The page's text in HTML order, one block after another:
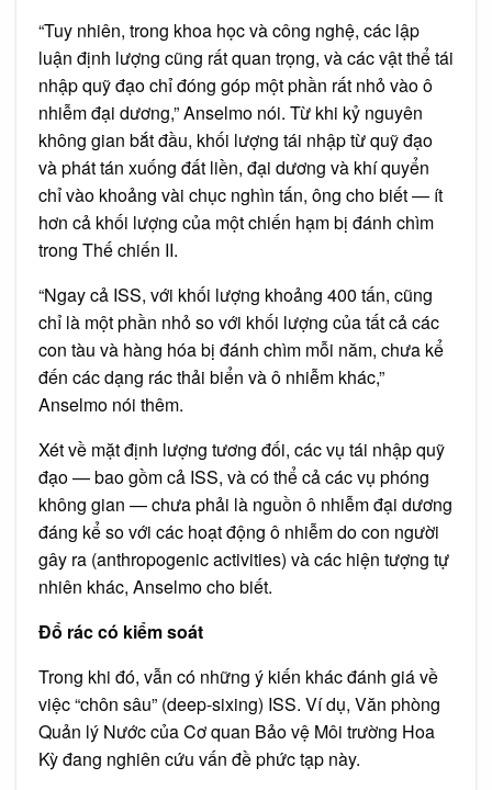
“Tuy nhiên, trong khoa học và công nghệ, các lập
luận định lượng cũng rất quan trọng, và các vật thể tái
nhập quỹ đạo chỉ đóng góp một phần rất nhỏ vào ô
nhiễm đại dương,” Anselmo nói. Từ khi kỷ nguyên
không gian bắt đầu, khối lượng tái nhập từ quỹ đạo
và phát tán xuống đất liền, đại dương và khí quyển
chỉ vào khoảng vài chục nghìn tấn, ông cho biết — ít
hơn cả khối lượng của một chiến hạm bị đánh chìm
trong Thế chiến II.
“Ngay cả ISS, với khối lượng khoảng 400 tấn, cũng
chỉ là một phần nhỏ so với khối lượng của tất cả các
con tàu và hàng hóa bị đánh chìm mỗi năm, chưa kể
đến các dạng rác thải biển và ô nhiễm khác,”
Anselmo nói thêm.
Xét về mặt định lượng tương đối, các vụ tái nhập quỹ
đạo — bao gồm cả ISS, và có thể cả các vụ phóng
không gian — chưa phải là nguồn ô nhiễm đại dương
đáng kể so với các hoạt động ô nhiễm do con người
gây ra (anthropogenic activities) và các hiện tượng tự
nhiên khác, Anselmo cho biết.
Đổ rác có kiểm soát
Trong khi đó, vẫn có những ý kiến khác đánh giá về
việc “chôn sâu” (deep-sixing) ISS. Ví dụ, Văn phòng
Quản lý Nước của Cơ quan Bảo vệ Môi trường Hoa
Kỳ đang nghiên cứu vấn đề phức tạp này.